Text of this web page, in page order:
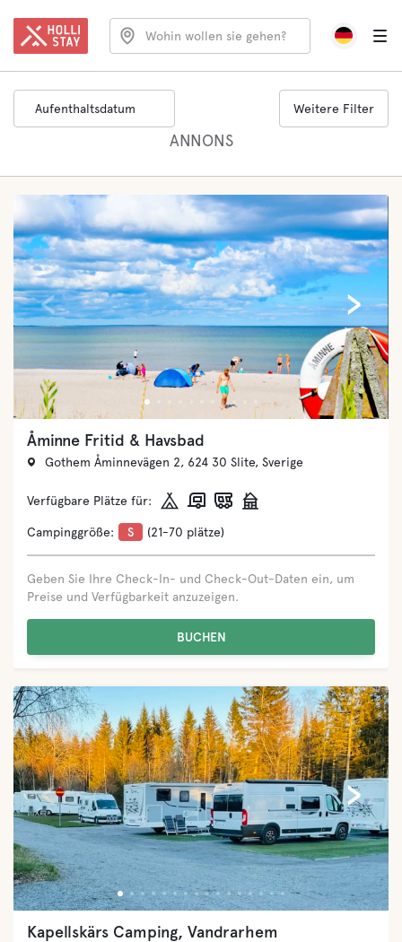
Wohin wollen sie gehen?
Aufenthaltsdatum Weitere Filter
ANNONS
›
‹
Åminne Fritid & Havsbad
Gothem Åminnevägen 2, 624 30 Slite, Sverige
Verfügbare Plätze für:
Campinggröße: S (21-70 plätze)
Geben Sie Ihre Check-In- und Check-Out-Daten ein, um
Preise und Verfügbarkeit anzuzeigen.
BUCHEN
›
‹
Åsa Camping & Havsbad